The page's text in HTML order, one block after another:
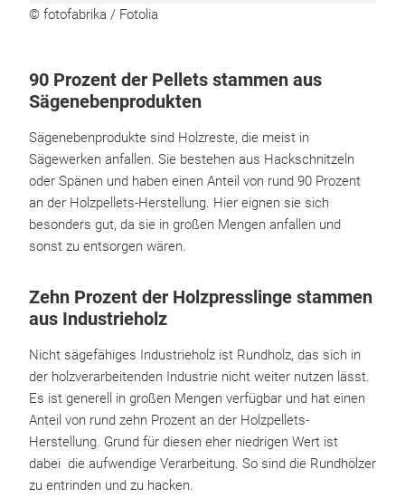
© fotofabrika / Fotolia
90 Prozent der Pellets stammen aus
Sägenebenprodukten
Sägenebenprodukte sind Holzreste, die meist in
Sägewerken anfallen. Sie bestehen aus Hackschnitzeln
oder Spänen und haben einen Anteil von rund 90 Prozent
an der Holzpellets-Herstellung. Hier eignen sie sich
besonders gut, da sie in großen Mengen anfallen und
sonst zu entsorgen wären.
Zehn Prozent der Holzpresslinge stammen
aus Industrieholz
Nicht sägefähiges Industrieholz ist Rundholz, das sich in
der holzverarbeitenden Industrie nicht weiter nutzen lässt.
Es ist generell in großen Mengen verfügbar und hat einen
Anteil von rund zehn Prozent an der Holzpellets-
Herstellung. Grund für diesen eher niedrigen Wert ist
dabei die aufwendige Verarbeitung. So sind die Rundhölzer
zu entrinden und zu hacken.